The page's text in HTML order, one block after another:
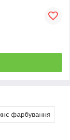
фарбування